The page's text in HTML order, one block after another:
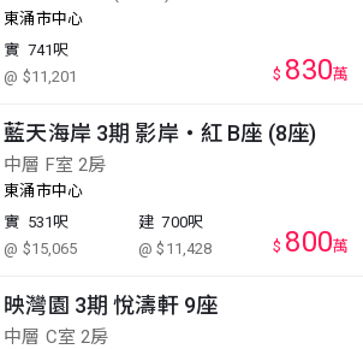
東涌市中心
實 741呎
@ $11,201
$ 830萬
藍天海岸 3期 影岸‧紅 B座 (8座)
中層 F室 2房
東涌市中心
實 531呎
@ $15,065
建 700呎
@ $11,428
$ 800萬
映灣園 3期 悅濤軒 9座
中層 C室 2房